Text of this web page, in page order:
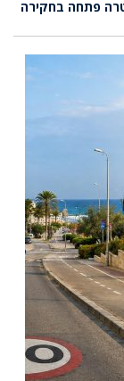
פתחה בחקירה